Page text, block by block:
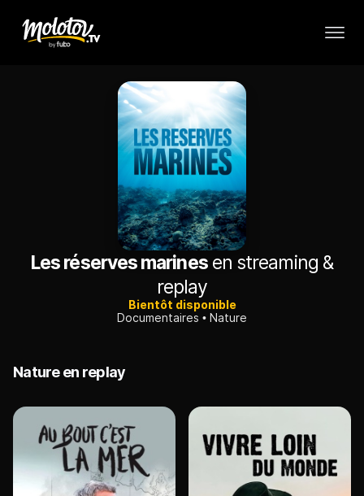
Les réserves marinesen streaming &
replay
Bientôt disponible
Documentaires
Nature
Nature en replay